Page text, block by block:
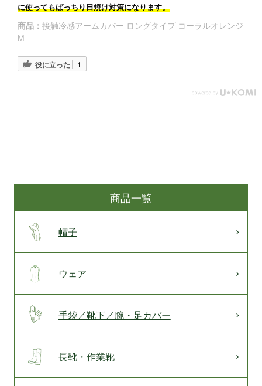
に使ってもばっちり日焼け対策になります。
商品： 接触冷感アームカバー ロングタイプ コーラルオレンジ
M
役に立った 1
商品一覧
帽子
ウェア
手袋／靴下／腕・足カバー
長靴・作業靴